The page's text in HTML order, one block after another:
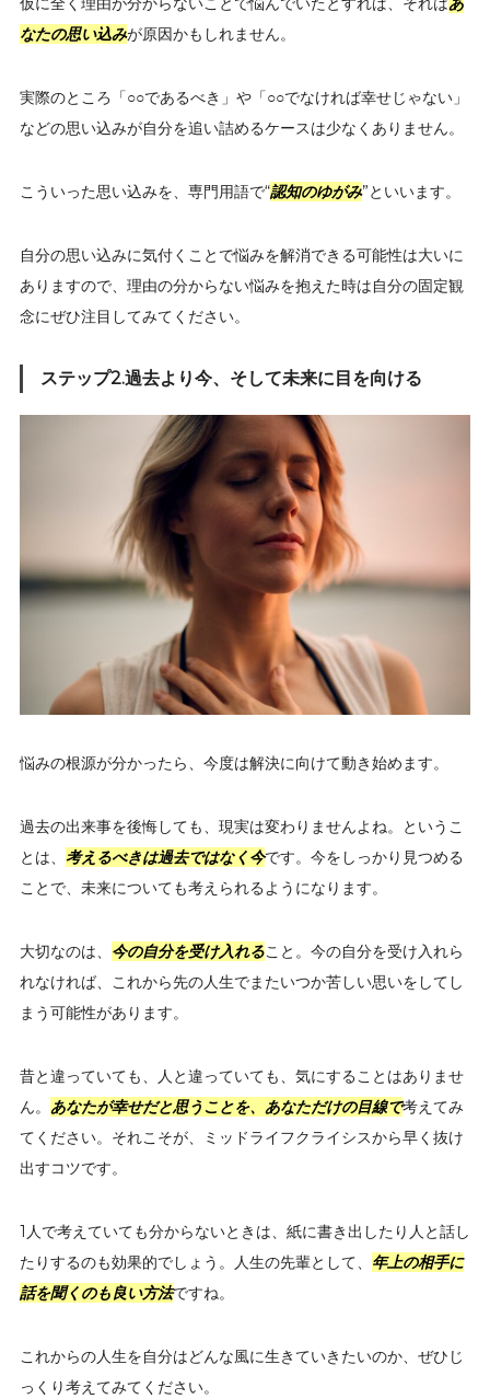
なたの思い込みが原因かもしれません。
実際のところ「○○であるべき」や「○○でなければ幸せじゃない」
などの思い込みが自分を追い詰めるケースは少なくありません。
こういった思い込みを、専門用語で“認知のゆがみ”といいます。
自分の思い込みに気付くことで悩みを解消できる可能性は大いに
ありますので、理由の分からない悩みを抱えた時は自分の固定観
念にぜひ注目してみてください。
ステップ2.過去より今、そして未来に目を向ける
悩みの根源が分かったら、今度は解決に向けて動き始めます。
過去の出来事を後悔しても、現実は変わりませんよね。というこ
とは、 考えるべきは過去ではなく今です。今をしっかり見つめる
ことで、未来についても考えられるようになります。
大切なのは、 今の自分を受け入れること。今の自分を受け入れら
れなければ、これから先の人生でまたいつか苦しい思いをしてし
まう可能性があります。
昔と違っていても、人と違っていても、気にすることはありませ
ん。 あなたが幸せだと思うことを、あなただけの目線で考えてみ
てください。それこそが、ミッドライフクライシスから早く抜け
出すコツです。
1人で考えていても分からないときは、紙に書き出したり人と話し
たりするのも効果的でしょう。人生の先輩として、 年上の相手に
話を聞くのも良い方法ですね。
これからの人生を自分はどんな風に生きていきたいのか、ぜひじ
っくり考えてみてください。